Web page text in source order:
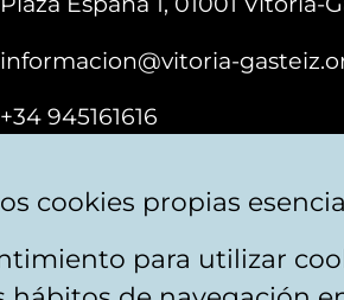
informacion@vitoria-
+34 945161616
de cookies Plan du site
cookies propias
para utilizar